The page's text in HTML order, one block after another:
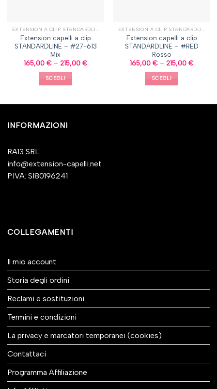
EXTENSION A CLIP STANDARDLINE
Extension capelli a clip
STANDARDLINE – #27-613
Mix
165,00 €– 215,00 €
SCEGLI
EXTENSION A CLIP STANDARDLINE
Extension capelli a clip
STANDARDLINE – #RED
Rosso
165,00 €– 215,00 €
SCEGLI
INFORMAZIONI
RA13 SRL
info@extension-capelli.net
P.IVA: SI80196241
COLLEGAMENTI
Il mio account
Storia degli ordini
Reclami e sostituzioni
Termini e condizioni
La privacy e marcatori temporanei (cookies)
Contattaci
Programma Affiliazione